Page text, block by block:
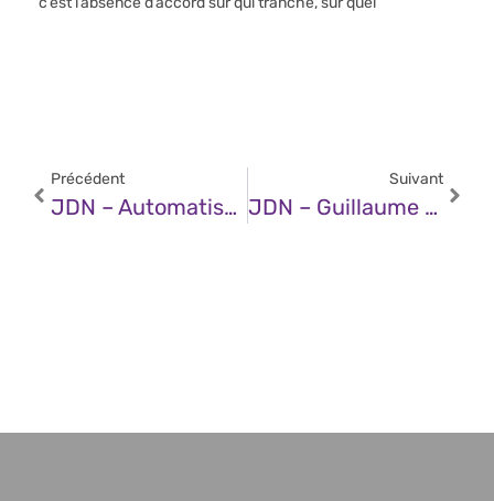
Précédent
JDN – Automatisation & Performance : Le Nouveau Moteur Du Binôme DSI / Conformité
Suivant
JDN – Guillaume Collard (CSB.School) : « Non, Il N’y A Pas De Pénurie De Professionnels Dans La Cybersécurité »